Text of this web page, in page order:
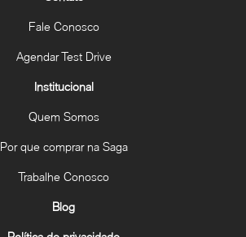
Fale Conosco
Agendar Test Drive
Institucional
Quem Somos
Por que comprar na Saga
Trabalhe Conosco
Blog